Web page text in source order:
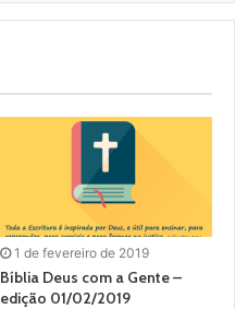
1 de fevereiro de 2019
Bíblia Deus com a Gente –
edição 01/02/2019